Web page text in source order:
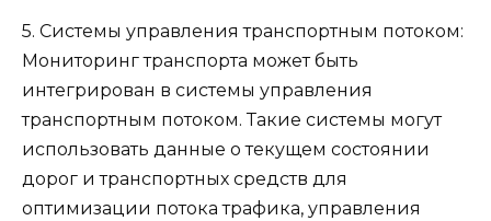
5. Системы управления транспортным потоком:
Мониторинг транспорта может быть
интегрирован в системы управления
транспортным потоком. Такие системы могут
использовать данные о текущем состоянии
дорог и транспортных средств для
оптимизации потока трафика, управления